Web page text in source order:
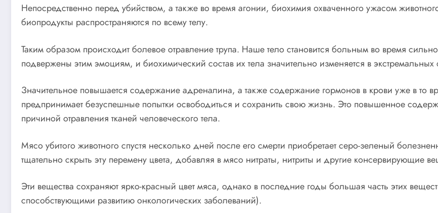
Непосредственно перед убийством, а также во время агонии, биохимия охваченного ужасом
биопродукты распространяются по всему телу.
Таким образом происходит болевое отравление трупа. Наше тело становится больным во время
подвержены этим эмоциям, и биохимический состав их тела значительно изменяется в экстремальных
Значительное повышается содержание адреналина, а также содержание гормонов в крови уже в то
предпринимает безуспешные попытки освободиться и сохранить свою жизнь. Это повышенное
причиной отравления тканей человеческого тела.
Мясо убитого животного спустя несколько дней после его смерти приобретает серо-зеленый
тщательно скрыть эту перемену цвета, добавляя в мясо нитраты, нитриты и другие консервирующие
Эти вещества сохраняют ярко-красный цвет мяса, однако в последние годы большая часть этих
способствующими развитию онкологических заболеваний).